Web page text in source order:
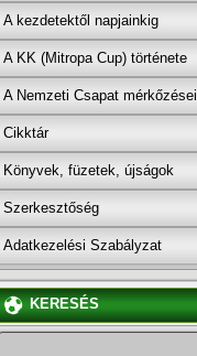
A kezdetektől napjainkig
A KK (Mitropa Cup) története
A Nemzeti Csapat mérkőzései
Cikktár
Könyvek, füzetek, újságok
Szerkesztőség
Adatkezelési Szabályzat
KERESÉS